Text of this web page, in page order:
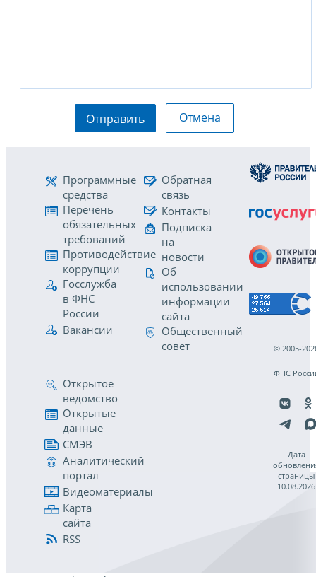
Отправить Отмена
Программные
средства
Перечень
обязательных
требований
Противодействие
коррупции
Госслужба
в ФНС
России
Вакансии
Обратная
связь
Контакты
Подписка
на
новости
Об
использовании
информации
сайта
Общественный
совет
Открытое
ведомство
Открытые
данные
СМЭВ
Аналитический
портал
Видеоматериалы
Карта
сайта
RSS
© 2005-
ФНС
Дата
страницы
10.08.2026